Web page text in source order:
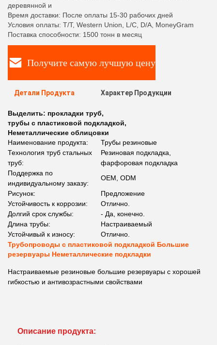
деревянной и
Время доставки: После оплаты 15-30 рабочих дней
Условия оплаты: T/T, Western Union, L/C, D/A, MoneyGram
Поставка способности: 1500 тонн в месяц
Получите самую лучшую цену
Детали Продукта Характер Продукции
Выделить: прокладки труб,
трубы с пластиковой подкладкой,
Неметаллические облицовки
Наименование продукта:
Трубы резиновые
Технология труб стальных
труб:
Резиновая подкладка,
фарфоровая подкладка
Поддержка по
индивидуальному заказу:
OEM, ODM
Рисунок:
Предложение
Устойчивость к коррозии:
Отлично.
Долгий срок службы:
- Да, конечно.
Длина трубы:
Настраиваемый
Устойчивый к износу:
Отлично.
Трубопроводы с пластиковой подкладкой Большие
резервуары Неметаллические подкладки
Настраиваемые резиновые большие резервуары с хорошей
гибкостью и антивозрастными свойствами
Описание продукта: